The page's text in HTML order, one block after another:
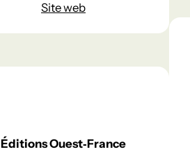
Site web
Éditions Ouest‑France